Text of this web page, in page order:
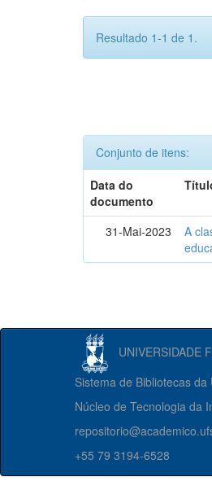
Resultado 1-1 de 1.
Conjunto de itens:
Data do
documento
31-Mai-2023
A
UNIVERSIDADE
Sistema de Bibliotecas
Núcleo de Tecnologia da
+55 79 3194-6528